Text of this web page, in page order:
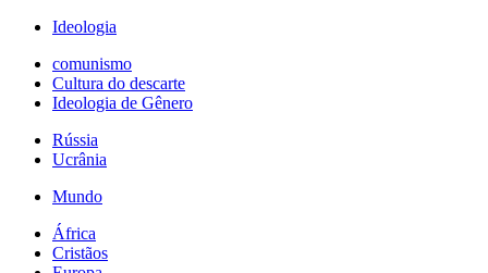
Ideologia
comunismo
Cultura do descarte
Ideologia de Gênero
Rússia
Ucrânia
Mundo
África
Cristãos